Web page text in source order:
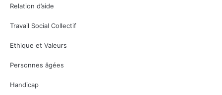
Relation d’aide
Travail Social Collectif
Ethique et Valeurs
Personnes âgées
Handicap